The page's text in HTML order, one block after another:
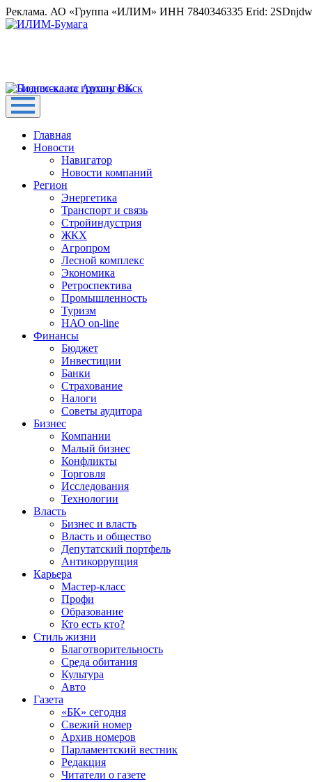
Реклама. АО «Группа «ИЛИМ» ИНН 7840346335 Erid:
Главная
Новости
Навигатор
Новости компаний
Регион
Энергетика
Транспорт и связь
Стройиндустрия
ЖКХ
Агропром
Лесной комплекс
Экономика
Ретроспектива
Промышленность
Туризм
НАО on-line
Финансы
Бюджет
Инвестиции
Банки
Страхование
Налоги
Советы аудитора
Бизнес
Компании
Малый бизнес
Конфликты
Торговля
Исследования
Технологии
Власть
Бизнес и власть
Власть и общество
Депутатский портфель
Антикоррупция
Карьера
Мастер-класс
Профи
Образование
Кто есть кто?
Стиль жизни
Благотворительность
Среда обитания
Культура
Авто
Газета
«БК» сегодня
Свежий номер
Архив номеров
Парламентский вестник
Редакция
Читатели о газете